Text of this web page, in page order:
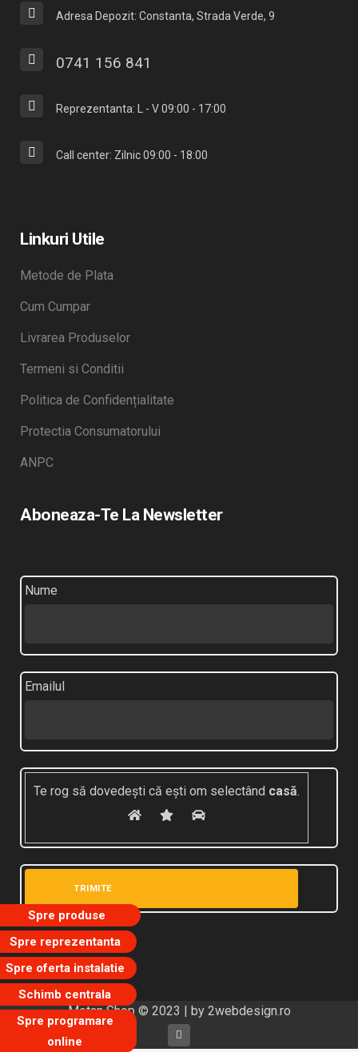
Adresa Depozit: Constanta, Strada Verde, 9
0741 156 841
Reprezentanta: L - V 09:00 - 17:00
Call center: Zilnic 09:00 - 18:00
Linkuri Utile
Metode de Plata
Cum Cumpar
Livrarea Produselor
Termeni si Conditii
Politica de Confidențialitate
Protectia Consumatorului
ANPC
Aboneaza-Te La Newsletter
Nume
Emailul
Te rog să dovedești că ești om selectând casă.
Motan Shop © 2023 | by 2webdesign.ro
Spre produse
Spre reprezentanta
Spre oferta instalatie
Schimb centrala
Spre programare
online